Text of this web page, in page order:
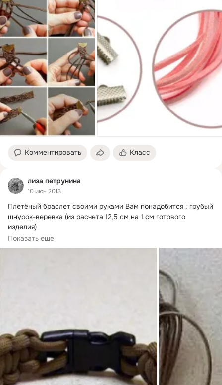
Комментировать Класс
лиза петрунина
10 июн 2013
Плетёный браслет своими руками Вам понадобится : грубый
шнурок-веревка (из расчета 12,5 см на 1 см готового
изделия)
ножницы
рулетка
Показать еще